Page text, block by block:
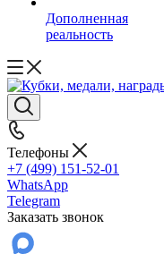
Дополненная
реальность
Телефоны
+7 (499) 151-52-01
WhatsApp
Telegram
Заказать звонок